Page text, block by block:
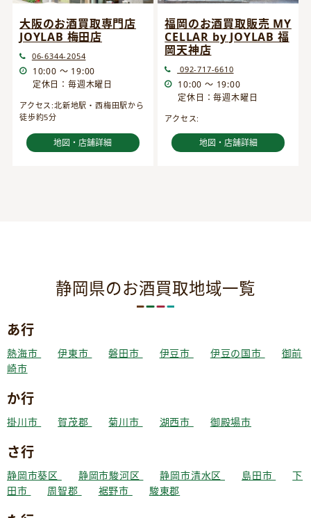
大阪のお酒買取専門店
JOYLAB 梅田店
06-6344-2054
10:00 ～ 19:00
定休日：毎週木曜日
アクセス:北新地駅・西梅田駅から
徒歩約5分
地図・店舗詳細
福岡のお酒買取販売 MY
CELLAR by JOYLAB 福
岡天神店
092-717-6610
10:00 ～ 19:00
定休日：毎週木曜日
アクセス:
地図・店舗詳細
静岡県のお酒買取地域一覧
あ行
熱海市 伊東市 磐田市 伊豆市 伊豆の国市
御前
崎市
か行
掛川市 賀茂郡 菊川市 湖西市 御殿場市
さ行
静岡市葵区 静岡市駿河区 静岡市清水区 島田市
下
田市
周智郡 裾野市 駿東郡